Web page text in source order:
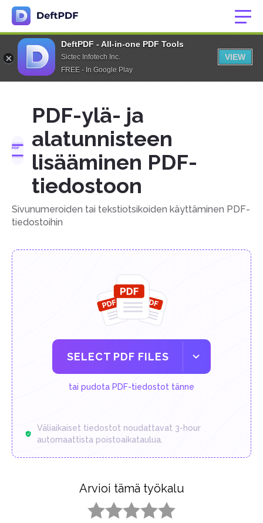
DeftPDF - All-in-one PDF Tools
Sictec Infotech Inc.
FREE - In Google Play
VIEW
PDF-ylä- ja
alatunnisteen
lisääminen PDF-
tiedostoon
Sivunumeroiden tai tekstiotsikoiden käyttäminen PDF-
tiedostoihin
SELECT PDF FILES
tai pudota PDF-tiedostot tänne
Väliaikaiset tiedostot noudattavat 3-hour
automaattista poistoaikataulua.
Arvioi tämä työkalu